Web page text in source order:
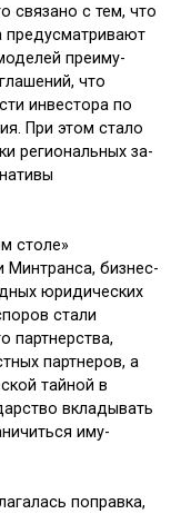
связано с тем, что
предусматривают
преиму­
что
инвестора по
При этом стало
региональных за­
столе»
Минтранса, бизнес-
юридических
стали
партнер­ства,
партнеров, а
тайной в
вкладывать
иму­
поправка,